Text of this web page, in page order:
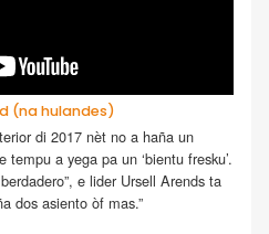
(na hulandes)
di 2017 nèt no a haña un
a yega pa un ‘bientu fresku’.
e lider Ursell Arends ta
dos asiento òf mas.”